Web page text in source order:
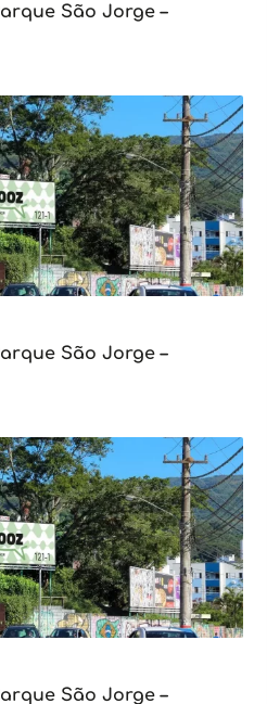
São Jorge –
São Jorge –
São Jorge –